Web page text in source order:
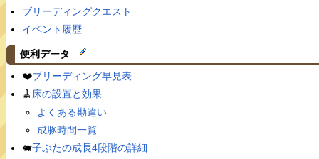
ブリーディングクエスト
イベント履歴
便利データ †
❤️ブリーディング早見表
🧹 床の設置と効果
よくある勘違い
成豚時間一覧
🐖子ぶたの成長4段階の詳細